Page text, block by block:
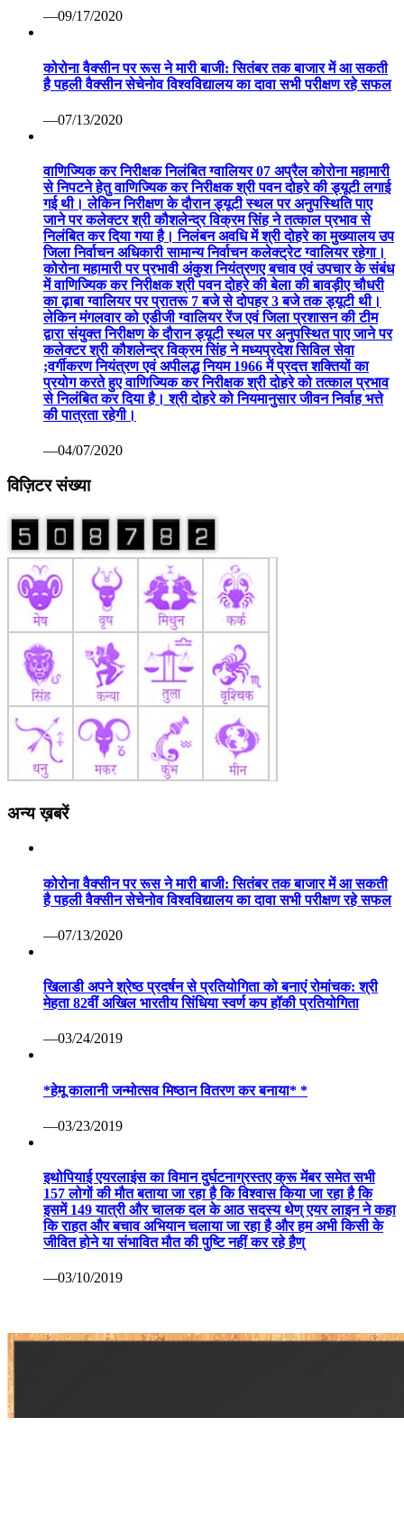
राष्ट्र: श्री तोमर केंद्रीय कृषि मंत्री ने श्री तोमर वर्ल्ड इकॉनोमिक
फोरम के सत्र को किया संबोधित दावोस एजेंडा में खाद्य प्रणालियों के
रूपांतरण हेतु नवाचार पर वर्चुअल कांफ्रेंस
—01/27/2021
मंत्री का बयान कलेक्टर जितवा देंगे चुनाव कांग्रेस ने निर्वाचन आयोग से
की शिकायत
—09/17/2020
कोरोना वैक्सीन पर रूस ने मारी बाजी: सितंबर तक बाजार में आ सकती
है पहली वैक्सीन सेचेनोव विश्वविद्यालय का दावा सभी परीक्षण रहे सफल
वाणिज्यिक कर निरीक्षक निलंबित ग्वालियर 07 अप्रैल कोरोना महामारी
गई थी। लेकिन निरीक्षण के दौरान ड्यूटी स्थल पर अनुपस्थिति पाए
जाने पर कलेक्टर श्री कौशलेन्द्र विक्रम सिंह ने तत्काल प्रभाव से
निलंबित कर दिया गया है। निलंबन अवधि में श्री दोहरे का मुख्यालय उप
जिला निर्वाचन अधिकारी सामान्य निर्वाचन कलेक्ट्रेट ग्वालियर रहेगा।
कोरोना महामारी पर प्रभावी अंकुश नियंत्रणए बचाव एवं उपचार के संबंध
में वाणिज्यिक कर निरीक्षक श्री पवन दोहरे की बेला की बावड़ीए चौधरी
का ढ़ाबा ग्वालियर पर प्रातरू 7 बजे से दोपहर 3 बजे तक ड्यूटी थी।
लेकिन मंगलवार को एडीजी ग्वालियर रेंज एवं जिला प्रशासन की टीम
द्वारा संयुक्त निरीक्षण के दौरान ड्यूटी स्थल पर अनुपस्थित पाए जाने पर
कलेक्टर श्री कौशलेन्द्र विक्रम सिंह ने मध्यप्रदेश सिविल सेवा
;वर्गीकरण नियंत्रण एवं अपीलद्ध नियम 1966 में प्रदत्त शक्तियों का
प्रयोग करते हुए वाणिज्यिक कर निरीक्षक श्री दोहरे को तत्काल प्रभाव
से निलंबित कर दिया है। श्री दोहरे को नियमानुसार जीवन निर्वाह भत्ते
की पात्रता रहेगी।
—04/07/2020
विज़िटर संख्या
अन्य ख़बरें
कोरोना वैक्सीन पर रूस ने मारी बाजी: सितंबर तक बाजार में आ सकती
है पहली वैक्सीन सेचेनोव विश्वविद्यालय का दावा सभी परीक्षण रहे सफल